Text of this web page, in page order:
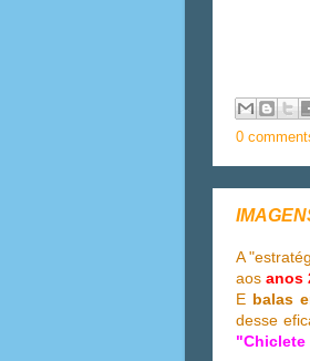
0
A
aos anos
E balas
desse
"Chiclete